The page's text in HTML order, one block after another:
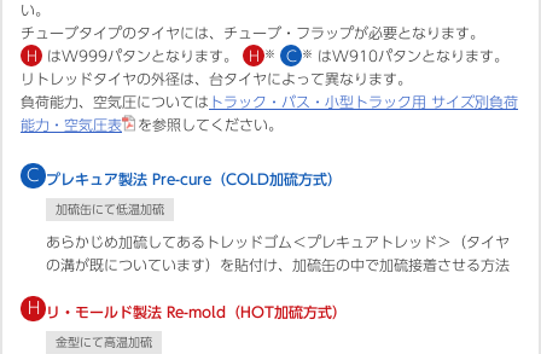
い。
チューブタイプのタイヤには、チューブ・フラップが必要となります。
H
はW999パタンとなります。 H ※ C ※
はW910パタンとなります。
リトレッドタイヤの外径は、台タイヤによって異なります。
負荷能力、空気圧については トラック・バス・小型トラック用 サイズ別負荷
能力・空気圧表
を参照してください。
C プレキュア製法 Pre-cure（COLD加硫方式）
加硫缶にて低温加硫
あらかじめ加硫してあるトレッドゴム＜プレキュアトレッド＞（タイヤ
の溝が既についています）を貼付け、加硫缶の中で加硫接着させる方法
H リ・モールド製法 Re-mold（HOT加硫方式）
金型にて高温加硫